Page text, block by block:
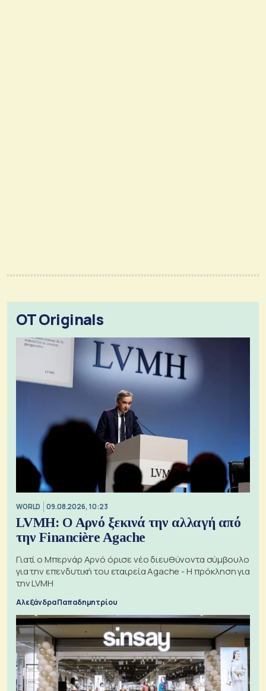
OT Originals
WORLD 09.08.2026, 10:23
LVMH: Ο Αρνό ξεκινά την αλλαγή από
την Financière Agache
Γιατί ο Μπερνάρ Αρνό όρισε νέο διευθύνοντα σύμβουλο
για την επενδυτική του εταιρεία Agache - Η πρόκληση για
την LVMH
Αλεξάνδρα Παπαδημητρίου